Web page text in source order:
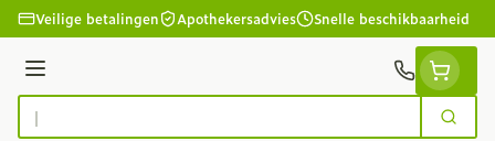
Ga naar de inhoud
Veilige betalingen Apothekersadvies Snelle beschikbaarheid
Menu
Product, merk, categorie...
Zoek